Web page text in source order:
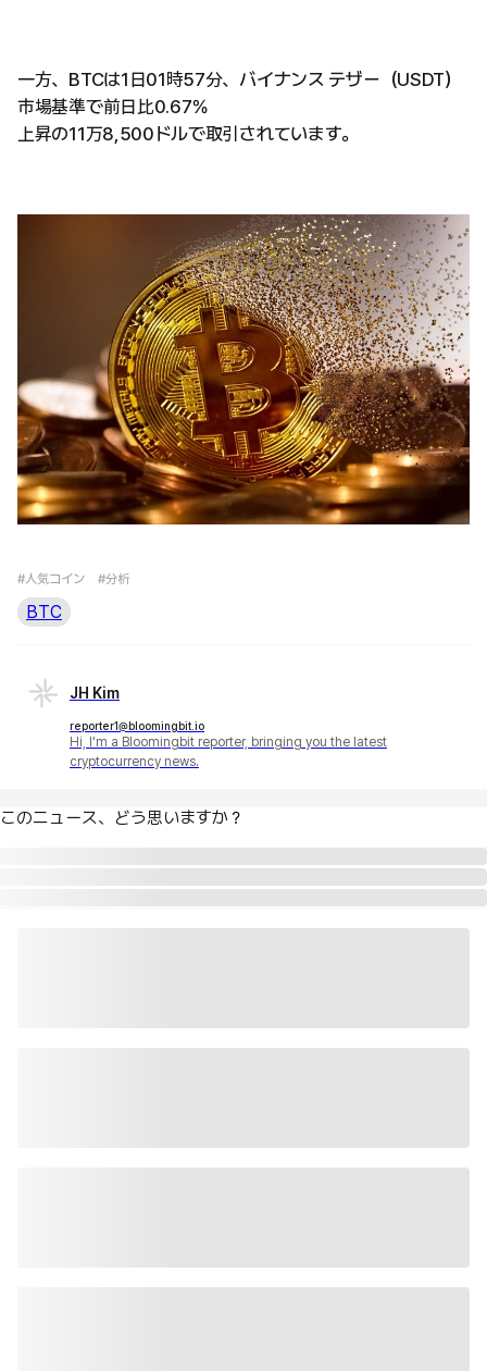
一方、BTCは1日01時57分、バイナンス テザー（USDT）
市場基準で前日比0.67％
上昇の11万8,500ドルで取引されています。
#人気コイン #分析
BTC
JH Kim
reporter1@bloomingbit.io
Hi, I'm a Bloomingbit reporter, bringing you the latest
cryptocurrency news.
このニュース、どう思いますか？